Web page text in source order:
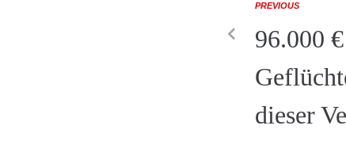
PREVIOUS
96.000
dieser